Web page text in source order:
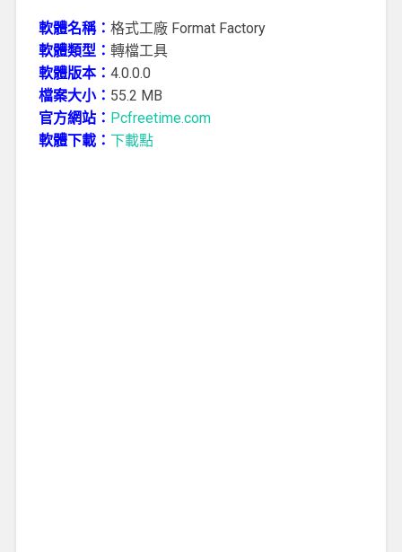
軟體名稱： 格式工廠 Format Factory
軟體類型： 轉檔工具
軟體版本： 4.0.0.0
檔案大小： 55.2 MB
官方網站： Pcfreetime.com
軟體下載： 下載點